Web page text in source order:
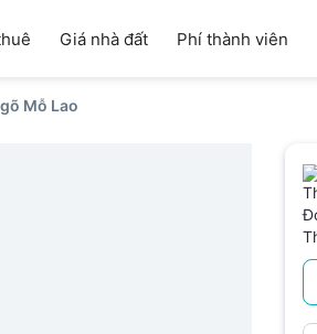
Giá nhà đất Phí thành viên
Mỗ Lao